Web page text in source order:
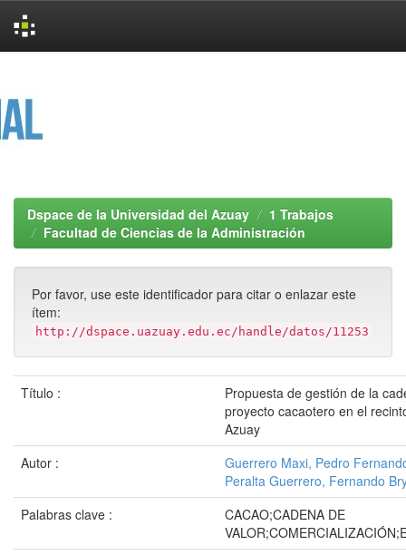
Dspace de la Universidad del Azuay
1 Trabajos
Facultad de Ciencias de la Administración
Por favor, use este identificador para citar o enlazar este
ítem:
http://dspace.uazuay.edu.ec/handle/datos/11253
Título :
Propuesta de gestión de la
proyecto cacaotero en el
Azuay
Autor :
Guerrero Maxi, Pedro
Peralta Guerrero, Fernando
Palabras clave :
CACAO;CADENA DE